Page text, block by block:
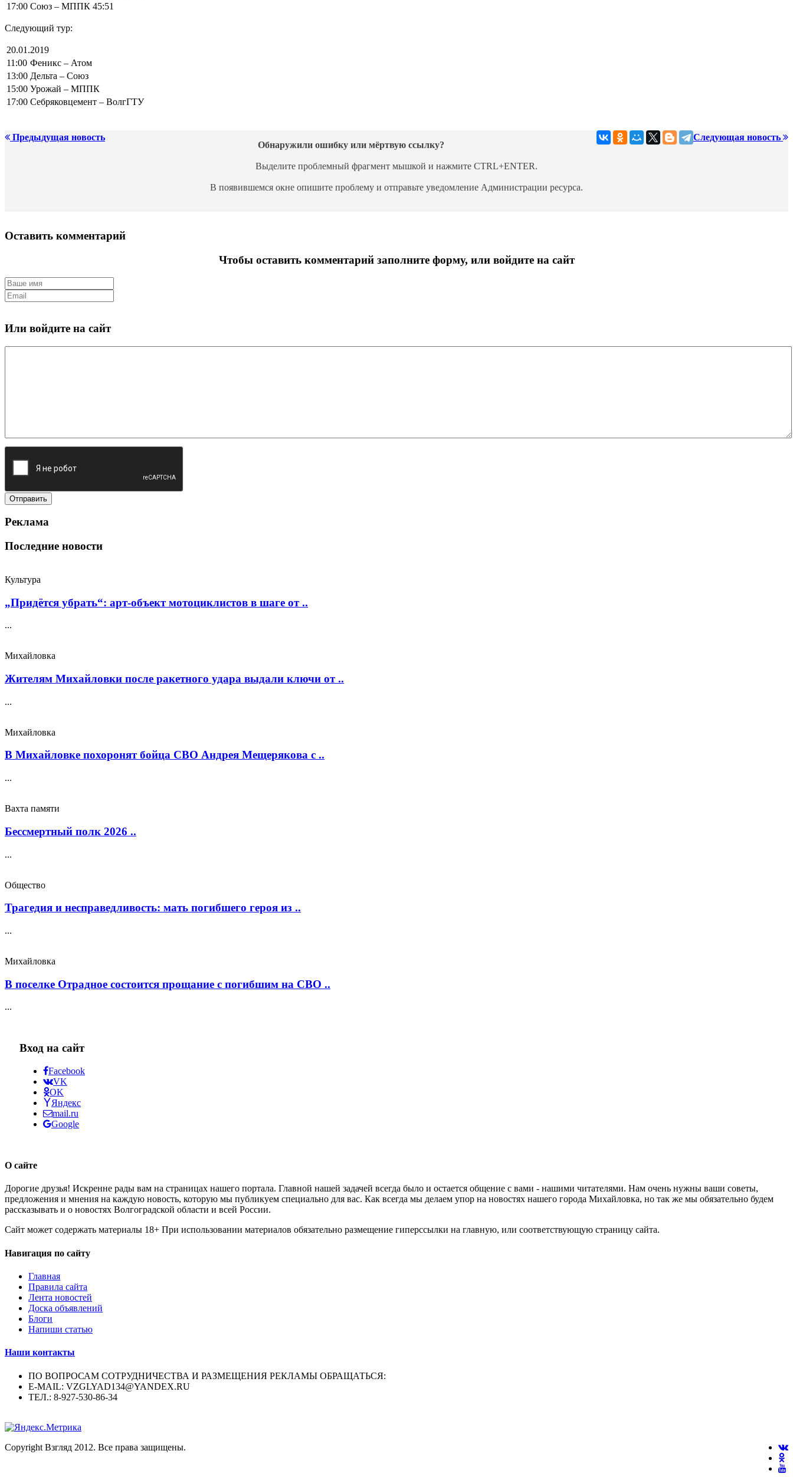
17:00 Союз – МППК 45:51
Следующий тур:
20.01.2019
11:00 Феникс – Атом
13:00 Дельта – Союз
15:00 Урожай – МППК
17:00 Себряковцемент – ВолгГТУ
Предыдущая новость Следующая новость
Обнаружили ошибку или мёртвую ссылку?
Выделите проблемный фрагмент мышкой и нажмите CTRL+ENTER.
В появившемся окне опишите проблему и отправьте уведомление Администрации ресурса.
Оставить комментарий
Чтобы оставить комментарий заполните форму, или войдите на сайт
Или войдите на сайт
Реклама
Последние новости
Культура
„Придётся убрать“: арт‑объект мотоциклистов в шаге от ..
...
Михайловка
Жителям Михайловки после ракетного удара выдали ключи от ..
...
Михайловка
В Михайловке похоронят бойца СВО Андрея Мещерякова с ..
...
Вахта памяти
Бессмертный полк 2026 ..
...
Общество
Трагедия и несправедливость: мать погибшего героя из ..
...
Михайловка
В поселке Отрадное состоится прощание с погибшим на СВО ..
...
Вход на сайт
Facebook
VK
OK
Яндекс
mail.ru
Google
О сайте
Дорогие друзья! Искренне рады вам на страницах нашего портала. Главной нашей задачей всегда было и остается общение с вами - нашими читателями. Нам очень нужны ваши советы,
предложения и мнения на каждую новость, которую мы публикуем специально для вас. Как всегда мы делаем упор на новостях нашего города Михайловка, но так же мы обязательно будем
рассказывать и о новостях Волгоградской области и всей России.
Сайт может содержать материалы 18+ При использовании материалов обязательно размещение гиперссылки на главную, или соответствующую страницу сайта.
Навигация по сайту
Главная
Правила сайта
Лента новостей
Доска объявлений
Блоги
Напиши статью
Наши контакты
ПО ВОПРОСАМ СОТРУДНИЧЕСТВА И РАЗМЕЩЕНИЯ РЕКЛАМЫ ОБРАЩАТЬСЯ:
E-MAIL: VZGLYAD134@YANDEX.RU
ТЕЛ.: 8-927-530-86-34
Copyright Взгляд 2012. Все права защищены.